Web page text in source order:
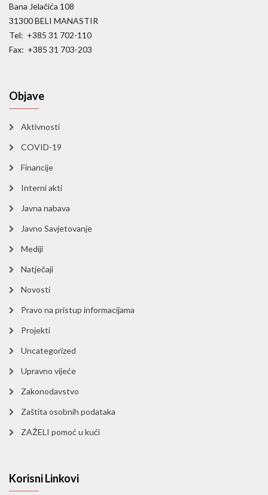
Bana Jelačića 108
31300 BELI MANASTIR
Tel: +385 31 702-110
Fax: +385 31 703-203
Objave
Aktivnosti
COVID-19
Financije
Interni akti
Javna nabava
Javno Savjetovanje
Mediji
Natječaji
Novosti
Pravo na pristup informacijama
Projekti
Uncategorized
Upravno vijeće
Zakonodavstvo
Zaštita osobnih podataka
ZAŽELI pomoć u kući
Korisni Linkovi